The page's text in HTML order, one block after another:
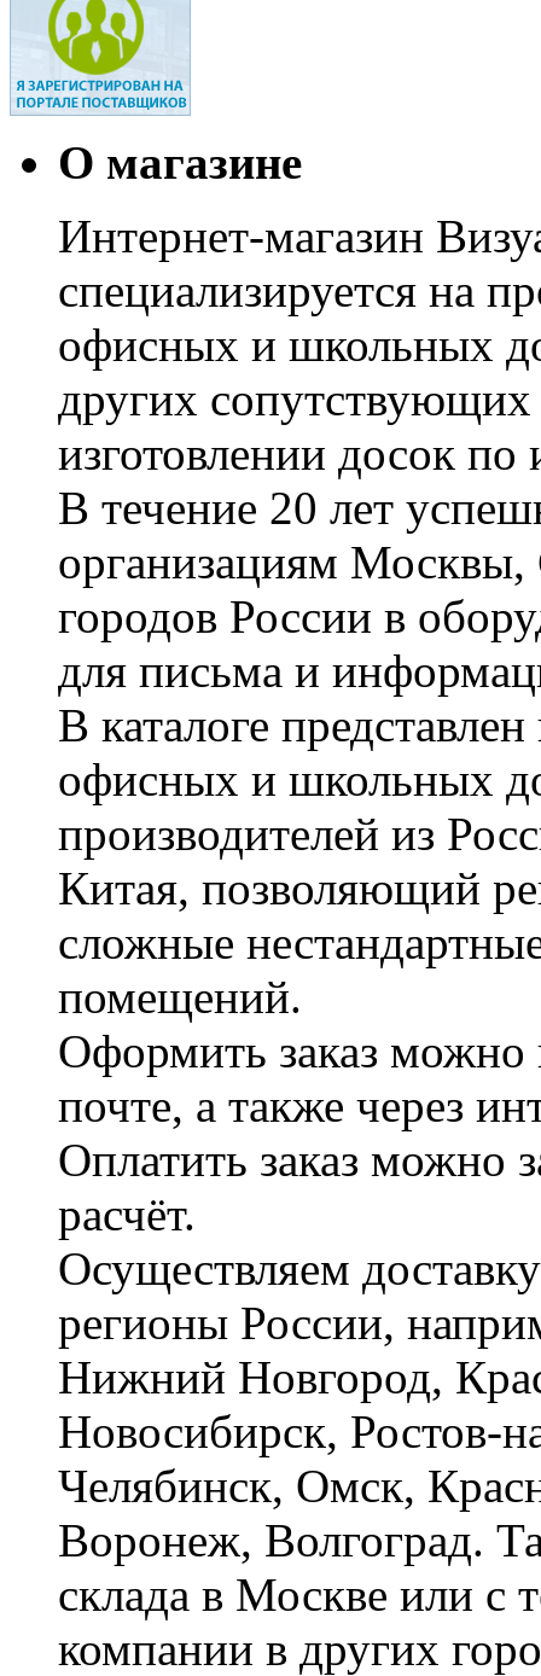
О магазине
Интернет-магазин
специализируется на
офисных и школьных
других сопутствующих
изготовлении досок по
В течение 20 лет
организациям Москвы,
городов России в
для письма и
В каталоге
офисных и школьных
производителей из
Китая, позволяющий
сложные
помещений.
Оформить заказ можно
почте, а также через
Оплатить заказ можно
расчёт.
Осуществляем
регионы России,
Нижний Новгород,
Новосибирск, Ростов-
Челябинск, Омск,
Воронеж, Волгоград.
склада в Москве или с
компании в других